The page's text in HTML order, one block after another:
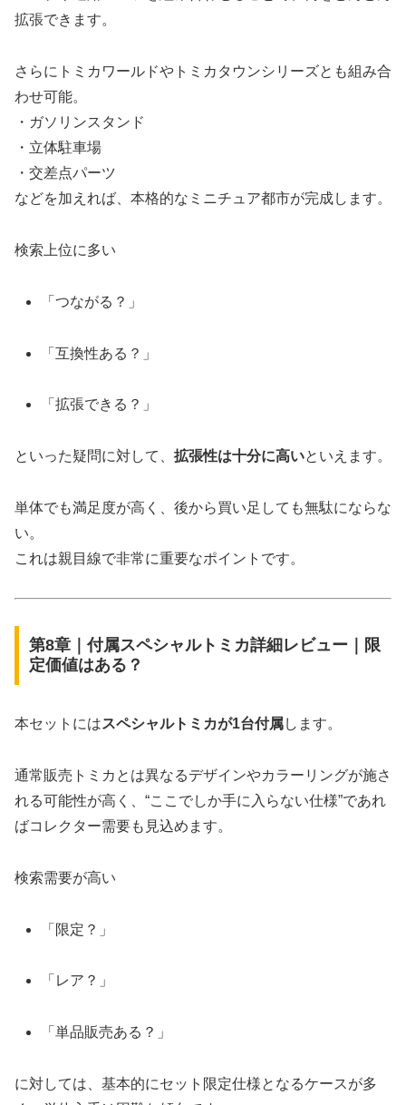
拡張できます。
さらにトミカワールドやトミカタウンシリーズとも組み合
わせ可能。
・ガソリンスタンド
・立体駐車場
・交差点パーツ
などを加えれば、本格的なミニチュア都市が完成します。
検索上位に多い
「つながる？」
「互換性ある？」
「拡張できる？」
といった疑問に対して、 拡張性は十分に高いといえます。
単体でも満足度が高く、後から買い足しても無駄にならな
い。
これは親目線で非常に重要なポイントです。
第8章｜付属スペシャルトミカ詳細レビュー｜限
定価値はある？
本セットにはスペシャルトミカが1台付属します。
通常販売トミカとは異なるデザインやカラーリングが施さ
れる可能性が高く、“ここでしか手に入らない仕様”であれ
ばコレクター需要も見込めます。
検索需要が高い
「限定？」
「レア？」
「単品販売ある？」
に対しては、基本的にセット限定仕様となるケースが多